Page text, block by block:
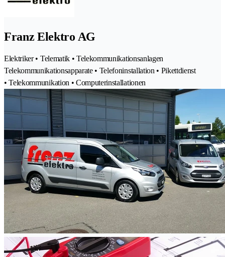
Franz Elektro AG
Elektriker • Telematik • Telekommunikationsanlagen
Telekommunikationsapparate • Telefoninstallation • Pikettdienst
• Telekommunikation • Computerinstallationen